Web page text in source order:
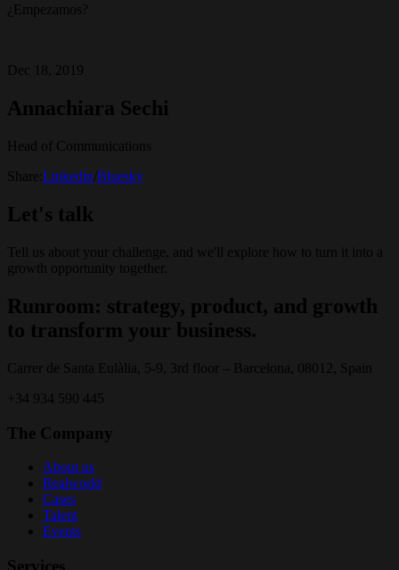
¿Empezamos?
Dec 18, 2019
Annachiara Sechi
Head of Communications
Share: Linkedin Bluesky
Let's talk
Tell us about your challenge, and we'll explore how to turn it into a
growth opportunity together.
Runroom: strategy, product, and growth
to transform your business.
Carrer de Santa Eulàlia, 5-9, 3rd floor – Barcelona, 08012, Spain
+34 934 590 445
The Company
About us
Realworld
Cases
Talent
Events
Services